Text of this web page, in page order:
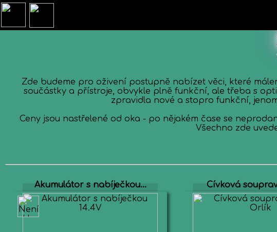
Zde budeme pro oživení postupně nabízet věci, které
součástky a přístroje, obvykle plně funkční, ale třeba s
zpravidla nové a stopro funkční,
Ceny jsou nastřelené od oka - po nějakém čase se
Všechno zde
Akumulátor s nabíječkou... Cívková